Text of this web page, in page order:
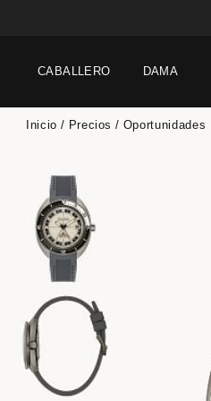
CABALLERO DAMA
Inicio Precios Oportunidades